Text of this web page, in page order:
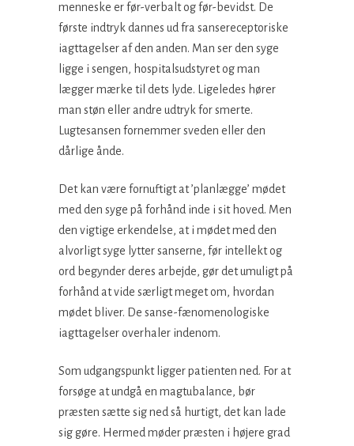
menneske er før-verbalt og før-bevidst. De
første indtryk dannes ud fra sansereceptoriske
iagttagelser af den anden. Man ser den syge
ligge i sengen, hospitalsudstyret og man
lægger mærke til dets lyde. Ligeledes hører
man støn eller andre udtryk for smerte.
Lugtesansen fornemmer sveden eller den
dårlige ånde.
Det kan være fornuftigt at ’planlægge’ mødet
med den syge på forhånd inde i sit hoved. Men
den vigtige erkendelse, at i mødet med den
alvorligt syge lytter sanserne, før intellekt og
ord begynder deres arbejde, gør det umuligt på
forhånd at vide særligt meget om, hvordan
mødet bliver. De sanse-fænomenologiske
iagttagelser overhaler indenom.
Som udgangspunkt ligger patienten ned. For at
forsøge at undgå en magtubalance, bør
præsten sætte sig ned så hurtigt, det kan lade
sig gøre. Hermed møder præsten i højere grad